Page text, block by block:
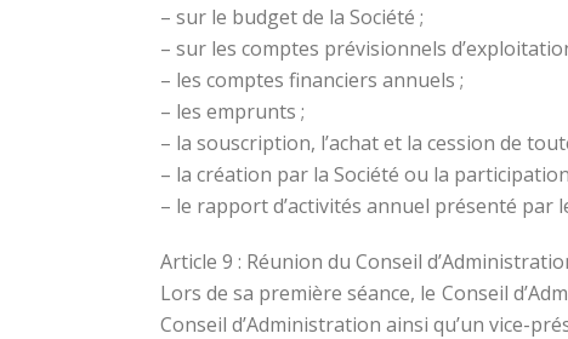
– sur le budget de la Société ;
– sur les comptes prévisionnels
– les comptes financiers annuels ;
– les emprunts ;
– la souscription, l’achat et la cession de
– la création par la Société ou la
– le rapport d’activités annuel présenté par
Article 9 : Réunion du Conseil
Lors de sa première séance, le Conseil
Conseil d’Administration ainsi qu’un vice-